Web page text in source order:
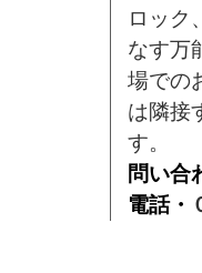
ロック
なす万
場での
は隣接
す。
問い合
電話・